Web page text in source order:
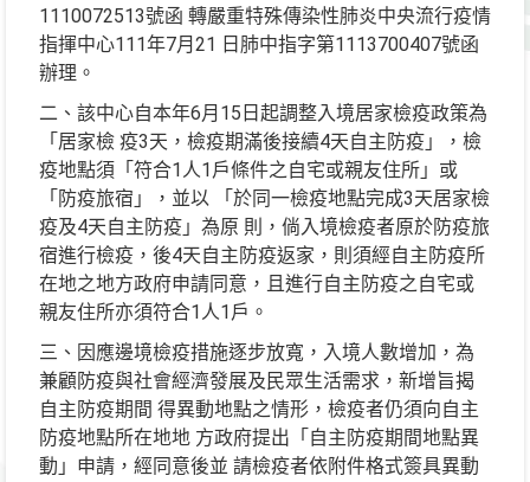
1110072513號函 轉嚴重特殊傳染性肺炎中央流行疫情
指揮中心111年7月21 日肺中指字第1113700407號函
辦理。
二、該中心自本年6月15日起調整入境居家檢疫政策為
「居家檢 疫3天，檢疫期滿後接續4天自主防疫」，檢
疫地點須「符合1人1戶條件之自宅或親友住所」或
「防疫旅宿」，並以 「於同一檢疫地點完成3天居家檢
疫及4天自主防疫」為原 則，倘入境檢疫者原於防疫旅
宿進行檢疫，後4天自主防疫返家，則須經自主防疫所
在地之地方政府申請同意，且進行自主防疫之自宅或
親友住所亦須符合1人1戶。
三、因應邊境檢疫措施逐步放寬，入境人數增加，為
兼顧防疫與社會經濟發展及民眾生活需求，新增旨揭
自主防疫期間 得異動地點之情形，檢疫者仍須向自主
防疫地點所在地地 方政府提出「自主防疫期間地點異
動」申請，經同意後並 請檢疫者依附件格式簽具異動